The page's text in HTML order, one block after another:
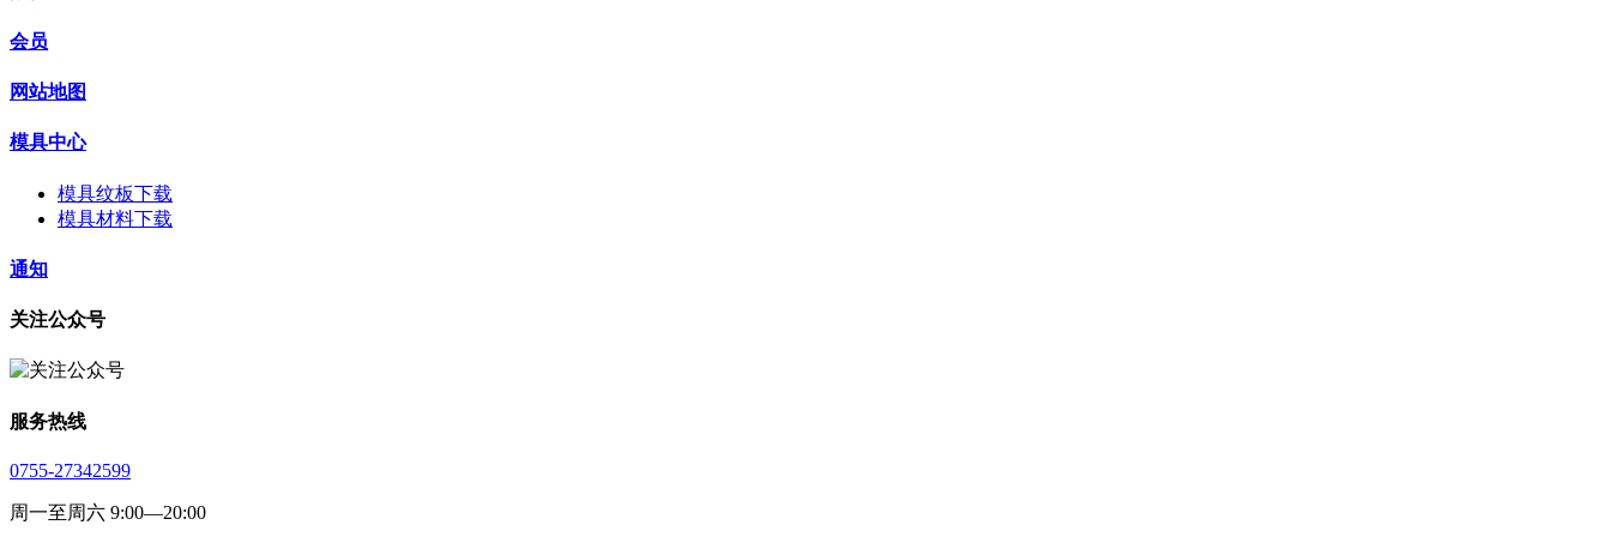
会员
网站地图
模具中心
模具纹板下载
模具材料下载
通知
关注公众号
服务热线
0755-27342599
周一至周六 9:00—20:00